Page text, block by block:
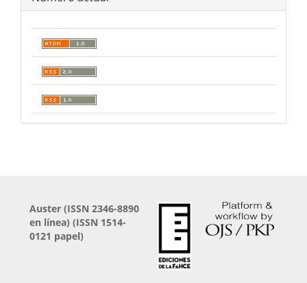
Auster (ISSN 2346-8890
en línea) (ISSN 1514-
0121 papel)